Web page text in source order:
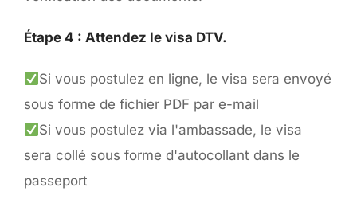
Étape 4 : Attendez le visa DTV.
Si vous postulez en ligne, le visa sera envoyé
sous forme de fichier PDF par e-mail
Si vous postulez via l'ambassade, le visa
sera collé sous forme d'autocollant dans le
passeport